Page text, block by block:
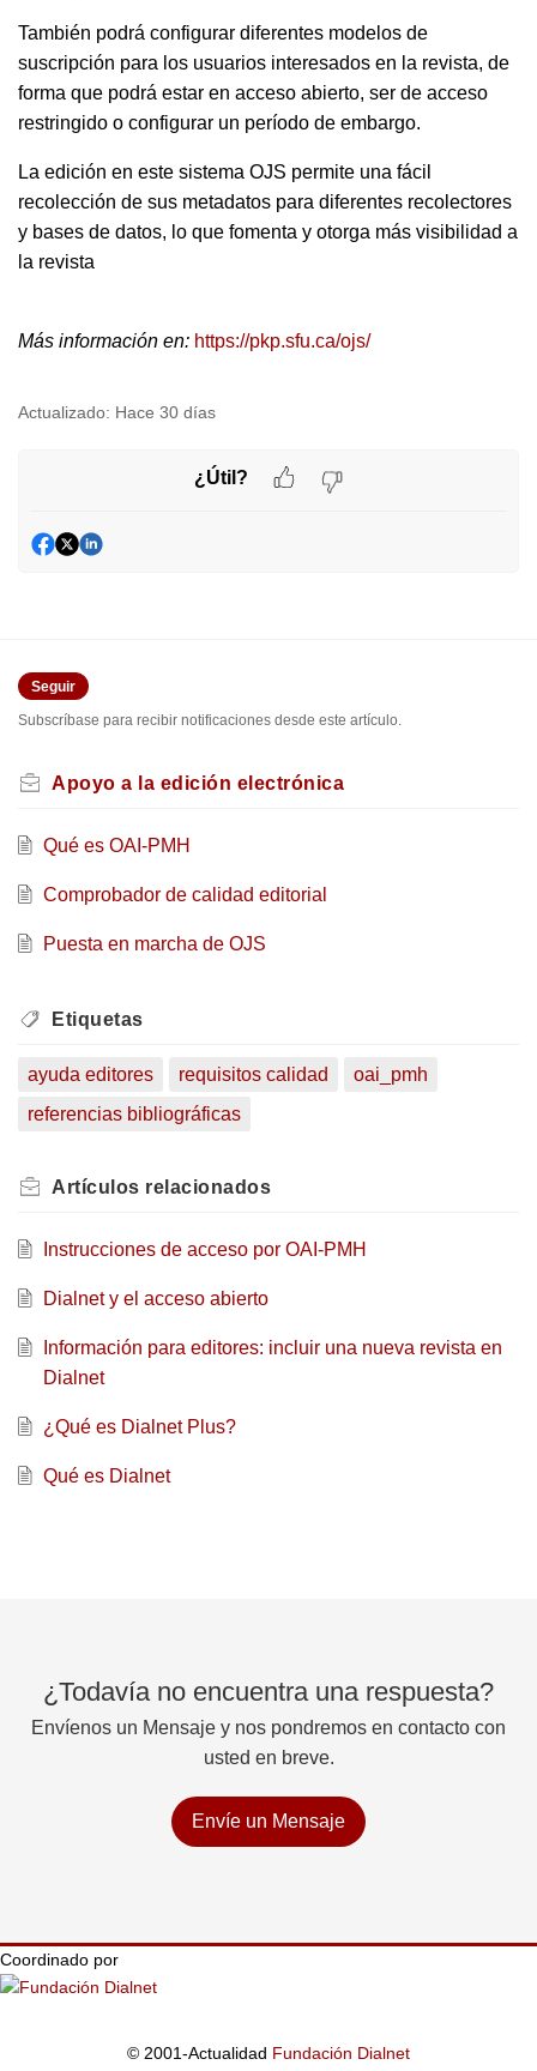
También podrá configurar diferentes modelos de
suscripción para los usuarios interesados en la revista, de
forma que podrá estar en acceso abierto, ser de acceso
restringido o configurar un período de embargo.
La edición en este sistema OJS permite una fácil
recolección de sus metadatos para diferentes recolectores
y bases de datos, lo que fomenta y otorga más visibilidad a
la revista
Más información en: https://pkp.sfu.ca/ojs/
Actualizado: Hace 30 días
¿Útil?
Seguir
Subscríbase para recibir notificaciones desde este artículo.
Apoyo a la edición electrónica
Qué es OAI-PMH
Comprobador de calidad editorial
Puesta en marcha de OJS
Etiquetas
ayuda editores requisitos calidad
oai_pmh
referencias bibliográficas
Artículos relacionados
Instrucciones de acceso por OAI-PMH
Dialnet y el acceso abierto
Información para editores: incluir una nueva revista en
Dialnet
¿Qué es Dialnet Plus?
Qué es Dialnet
¿Todavía no encuentra una respuesta?
Envíenos un Mensaje y nos pondremos en contacto con
usted en breve.
Envíe un Mensaje
Coordinado por
© 2001-Actualidad Fundación Dialnet